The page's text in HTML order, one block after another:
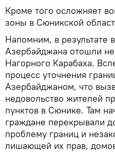
Кроме того осложняет
зоны в Сюникской
Напомним, в результате
Азербайджана отошли
Нагорного Карабаха.
процесс уточнения
Азербайджаном, что
недовольство жителей
пунктов в Сюнике. Там
граждане перекрывали
проблему границ и
лишающей их прав,